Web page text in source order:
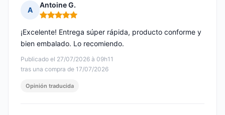
A
Antoine G.
Nota: 5 de 5
Publicado el 27/07/2026 à 09h11
tras una compra de 17/07/2026
¡Excelente! Entrega súper rápida, producto conforme y
bien embalado. Lo recomiendo.
Opinión traducida